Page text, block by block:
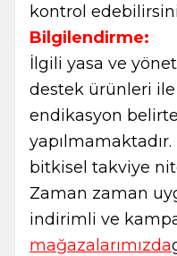
kontrol
Bilgilendirme:
İlgili yasa ve
destek ürünleri ile
endikasyon
bitkisel takviye
Zaman zaman
indirimli ve
mağazalarımızda